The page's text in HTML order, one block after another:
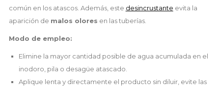
común en los atascos. Además, este desincrustante evita la
aparición de malos olores en las tuberías.
Modo de empleo:
Elimine la mayor cantidad posible de agua acumulada en el
inodoro, pila o desagüe atascado.
Aplique lenta y directamente el producto sin diluir, evite las